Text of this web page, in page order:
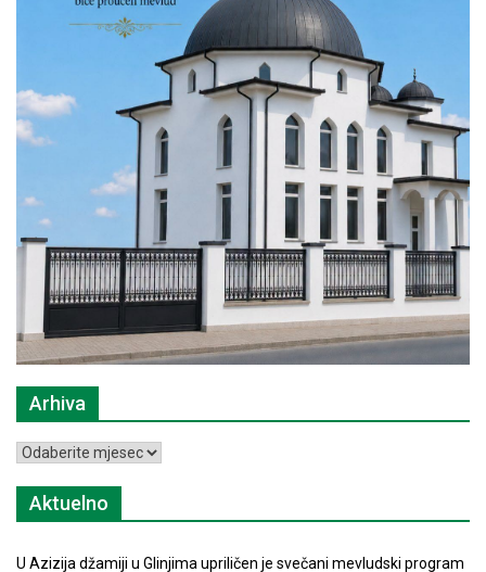
Arhiva
Arhiva
Aktuelno
U Azizija džamiji u Glinjima upriličen je svečani mevludski program